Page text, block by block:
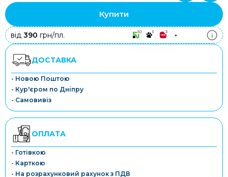
Купити
від 390 грн/пл. 10 3 3 +
ДОСТАВКА
- Новою Поштою
- Кур'єром по Дніпру
- Самовивіз
ОПЛАТА
- Готівкою
- Карткою
- На розрахунковий рахунок з ПДВ